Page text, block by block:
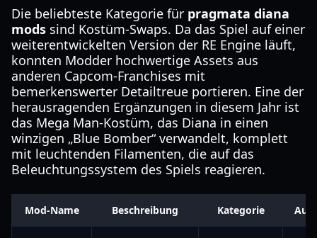
Die beliebteste Kategorie für pragmata diana
mods sind Kostüm-Swaps. Da das Spiel auf einer
weiterentwickelten Version der RE Engine läuft,
konnten Modder hochwertige Assets aus
anderen Capcom-Franchises mit
bemerkenswerter Detailtreue portieren. Eine der
herausragenden Ergänzungen in diesem Jahr ist
das Mega Man-Kostüm, das Diana in einen
winzigen „Blue Bomber“ verwandelt, komplett
mit leuchtenden Filamenten, die auf das
Beleuchtungssystem des Spiels reagieren.
Mod-Name Beschreibung Kategorie